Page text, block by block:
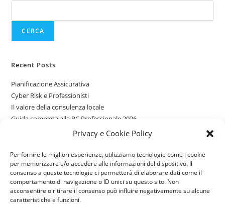
Privacy e Cookie Policy
Per fornire le migliori esperienze, utilizziamo tecnologie come i cookie
per memorizzare e/o accedere alle informazioni del dispositivo. Il
consenso a queste tecnologie ci permetterà di elaborare dati come il
comportamento di navigazione o ID unici su questo sito. Non
acconsentire o ritirare il consenso può influire negativamente su alcune
caratteristiche e funzioni.
CERCA
Recent Posts
Pianificazione Assicurativa
Cyber Risk e Professionisti
Il valore della consulenza locale
Guida completa alla RC Professionale 2026
Assicurazioni per giovani guidatori
Recent Comments
Nessun commento da mostrare.